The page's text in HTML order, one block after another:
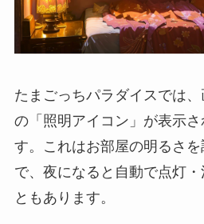
たまごっちパラダイスでは
の「照明アイコン」が表示
す。これはお部屋の明るさ
で、夜になると自動で点灯
ともあります。